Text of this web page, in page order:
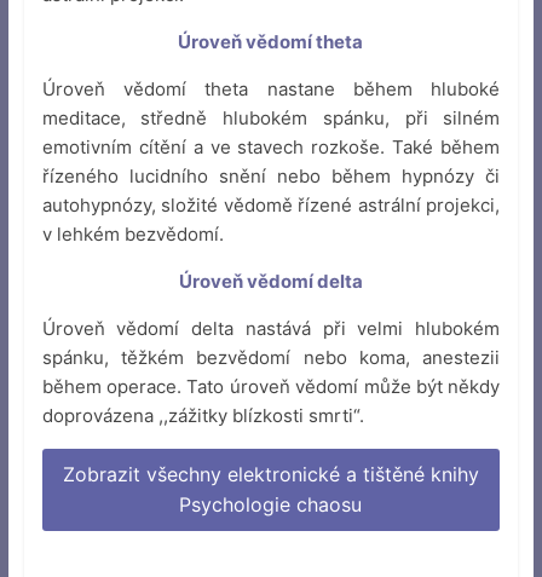
Úroveň vědomí theta
Úroveň vědomí theta nastane během hluboké
meditace, středně hlubokém spánku, při silném
emotivním cítění a ve stavech rozkoše. Také během
řízeného lucidního snění nebo během hypnózy či
autohypnózy, složité vědomě řízené astrální projekci,
v lehkém bezvědomí.
Úroveň vědomí delta
Úroveň vědomí delta nastává při velmi hlubokém
spánku, těžkém bezvědomí nebo koma, anestezii
během operace. Tato úroveň vědomí může být někdy
doprovázena ,,zážitky blízkosti smrti“.
Zobrazit všechny elektronické a tištěné knihy
Psychologie chaosu